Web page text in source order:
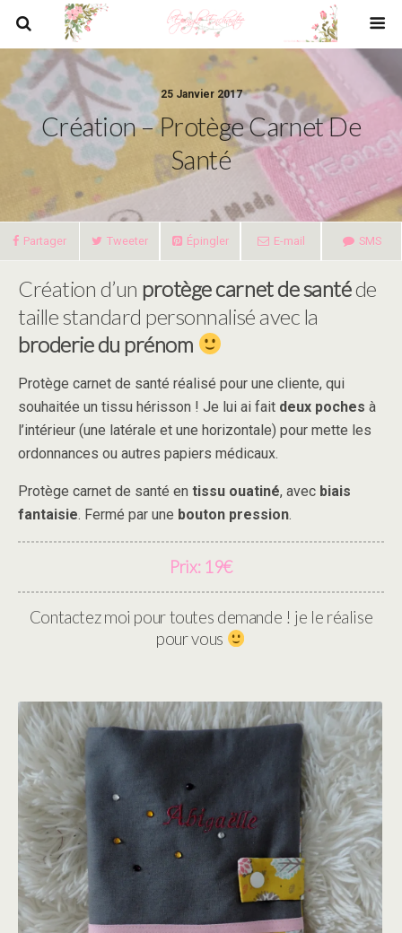
25 Janvier 2017
Création – Protège Carnet De
Santé
Partager Tweeter Épingler E-mail SMS
Création d’un protège carnet de santéde
taille standard personnalisé avec la
broderie du prénom
Protège carnet de santé réalisé pour une cliente, qui
souhaitée un tissu hérisson ! Je lui ai fait deux poches à
l’intérieur (une latérale et une horizontale) pour mette les
ordonnances ou autres papiers médicaux.
Protège carnet de santé en tissu ouatiné, avec biais
fantaisie. Fermé par une bouton pression.
Prix: 19€
Contactez moi pour toutes demande ! je le réalise
pour vous